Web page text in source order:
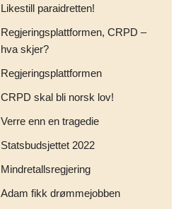
Likestill paraidretten!
Regjeringsplattformen, CRPD –
hva skjer?
Regjeringsplattformen
CRPD skal bli norsk lov!
Verre enn en tragedie
Statsbudsjettet 2022
Mindretallsregjering
Adam fikk drømmejobben